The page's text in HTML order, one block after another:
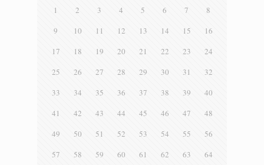
1 2 3 4 5 6 7
8
9
10 11 12 13 14 15
16
17
18 19 20 21 22 23
24
25
26 27 28 29 30 31
32
33
34 35 36 37 38 39
40
41
42 43 44 45 46 47
48
49
50 51 52 53 54 55
56
57
58 59 60 61 62 63
64